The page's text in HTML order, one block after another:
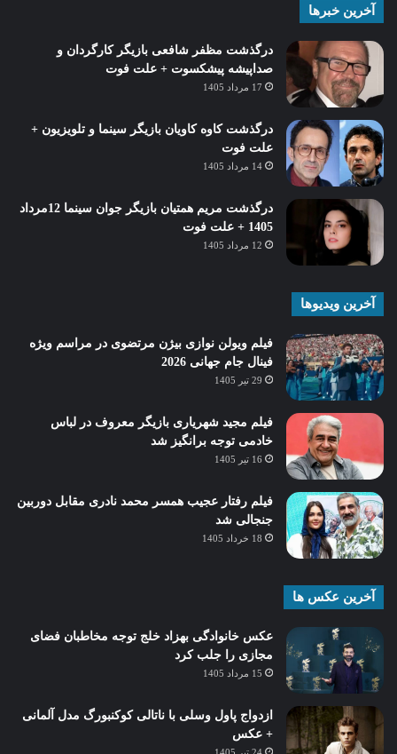
آخرین خبرها
درگذشت مظفر شافعی بازیگر کارگردان و
صداپیشه پیشکسوت + علت فوت
17 مرداد 1405
درگذشت کاوه کاویان بازیگر سینما و تلویزیون +
علت فوت
14 مرداد 1405
درگذشت مریم همتیان بازیگر جوان سینما 12مرداد
1405 + علت فوت
12 مرداد 1405
آخرین ویدیوها
فیلم ویولن نوازی بیژن مرتضوی در مراسم ویژه
فینال جام جهانی 2026
29 تیر 1405
فیلم مجید شهریاری بازیگر معروف در لباس
خادمی توجه برانگیز شد
16 تیر 1405
فیلم رفتار عجیب همسر محمد نادری مقابل دوربین
جنجالی شد
18 خرداد 1405
آخرین عکس ها
عکس خانوادگی بهزاد خلج توجه مخاطبان فضای
مجازی را جلب کرد
15 مرداد 1405
ازدواج پاول وسلی با ناتالی کوکنبورگ مدل آلمانی
+ عکس
24 تیر 1405